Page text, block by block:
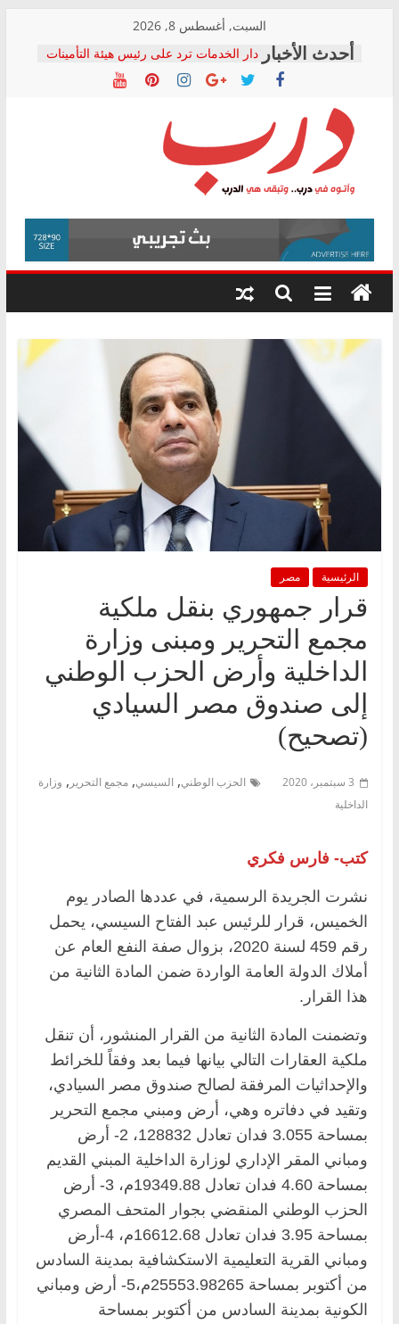
content
السبت, أغسطس 8, 2026
دار الخدمات ترد على رئيس هيئة التأمينات
بعد مؤتمره الصحفي: إنكار الأزمة لا ينهي
معاناة أصحاب المعاشات.. ونطالب بكشف
فرحات سليمان يكتب: القطاع الصحي إلى
أين؟
حزب التحالف الشعبي يطلق لجنة “الحق
في الصحة” بالإسكندرية لرصد الانتهاكات
ودعم المرضى
الوزاري لمدينة الصحفيين.. وانتهاء أعمال
إنشاء المبنى الإداري
المجلس القومي لحقوق الإنسان يعلن
متابعة قضية الدكتور محمد زهران.. ويؤكد:
قرينة البراءة وضمانات المحاكمة العادلة
درب
وأتوه
درب..
وتبقى
هي
الرئيسية مصر
قرار جمهوري بنقل ملكية
مجمع التحرير ومبنى وزارة
الداخلية وأرض الحزب الوطني
إلى صندوق مصر السيادي
(تصحيح)
3 سبتمبر، 2020 الحزب الوطني, السيسي, مجمع التحرير , وزارة
الداخلية
كتب- فارس فكري
نشرت الجريدة الرسمية، في عددها الصادر يوم
الخميس، قرار للرئيس عبد الفتاح السيسي، يحمل
رقم 459 لسنة 2020، بزوال صفة النفع العام عن
أملاك الدولة العامة الواردة ضمن المادة الثانية من
هذا القرار.
وتضمنت المادة الثانية من القرار المنشور، أن تنقل
ملكية العقارات التالي بيانها فيما بعد وفقاً للخرائط
والإحداثيات المرفقة لصالح صندوق مصر السيادي،
وتقيد في دفاتره وهي، أرض ومبني مجمع التحرير
بمساحة 3.055 فدان تعادل 128832، 2- أرض
ومباني المقر الإداري لوزارة الداخلية المبني القديم
بمساحة 4.60 فدان تعادل 19349.88م، 3- أرض
الحزب الوطني المنقضي بجوار المتحف المصري
بمساحة 3.95 فدان تعادل 16612.68م، 4-أرض
ومباني القرية التعليمية الاستكشافية بمدينة السادس
من أكتوبر بمساحة 25553.98265م،5- أرض ومباني
الكونية بمدينة السادس من أكتوبر بمساحة